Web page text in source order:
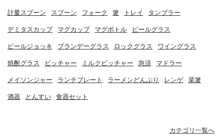
計量スプーン スプーン フォーク 箸 トレイ タンブラー
デミタスカップ マグカップ マグボトル ビールグラス
ビールジョッキ ブランデーグラス ロックグラス ワイングラス
焼酎グラス ピッチャー ミルクピッチャー 急須 マドラー
メイソンジャー ランチプレート ラーメンどんぶり レンゲ 菜箸
酒器 とんすい 食器セット
カテゴリ一覧へ